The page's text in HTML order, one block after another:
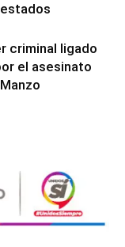
criminal ligado
el asesinato